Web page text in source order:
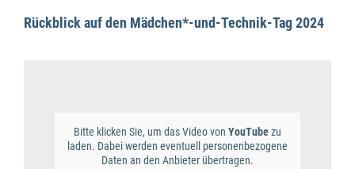
Rückblick auf den Mädchen*-und-Technik-Tag 2024
Bitte klicken Sie, um das Video von YouTubezu
laden. Dabei werden eventuell personenbezogene
Daten an den Anbieter übertragen.